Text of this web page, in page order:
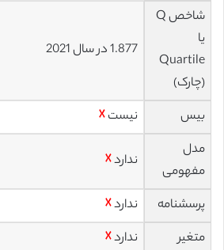
شاخص Q
یا
Quartile
(چارک)
1.877 در سال 2021
بیس نیست☓
مدل
مفهومی
ندارد☓
پرسشنامه ندارد☓
متغیر
ندارد☓